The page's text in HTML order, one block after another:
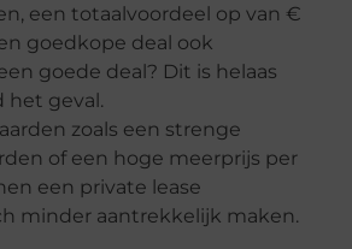
een totaalvoordeel op van €
goedkope deal ook
goede deal? Dit is helaas
het geval.
zoals een strenge
of een hoge meerprijs per
een private lease
minder aantrekkelijk maken.